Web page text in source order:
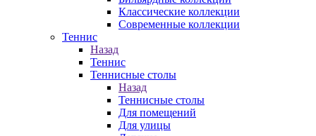
Классические коллекции
Современные коллекции
Теннис
Назад
Теннис
Теннисные столы
Назад
Теннисные столы
Для помещений
Для улицы